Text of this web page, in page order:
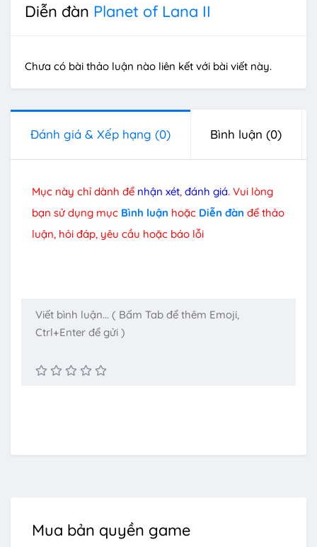
Diễn đàn Planet of Lana II
Chưa có bài thảo luận nào liên kết với bài viết này.
Đánh giá & Xếp hạng (0) Bình luận (0)
Mục này chỉ dành để nhận xét, đánh giá. Vui lòng
bạn sử dụng mục Bình luận hoặc Diễn đàn để thảo
luận, hỏi đáp, yêu cầu hoặc báo lỗi
Mua bản quyền game